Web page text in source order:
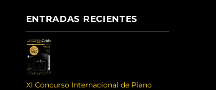
ENTRADAS RECIENTES
XI Concurso Internacional de Piano